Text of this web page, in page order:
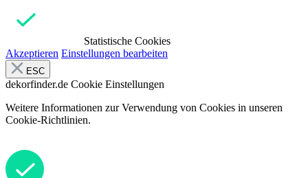
Statistische Cookies
Akzeptieren Einstellungen bearbeiten
ESC
dekorfinder.de Cookie Einstellungen
Weitere Informationen zur Verwendung von Cookies in unseren
Cookie-Richtlinien.